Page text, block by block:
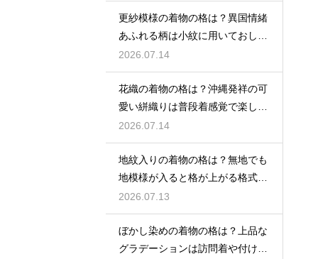
更紗模様の着物の格は？異国情緒
あふれる柄は小紋に用いておしゃ
れ着向き
2026.07.14
花織の着物の格は？沖縄発祥の可
愛い絣織りは普段着感覚で楽しめ
る
2026.07.14
地紋入りの着物の格は？無地でも
地模様が入ると格が上がる格式を
解説
2026.07.13
ぼかし染めの着物の格は？上品な
グラデーションは訪問着や付け下